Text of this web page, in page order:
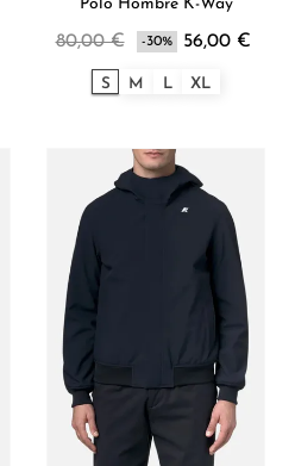
Polo Hombre K-Way
80,00 € -30% 56,00 €
S M L XL